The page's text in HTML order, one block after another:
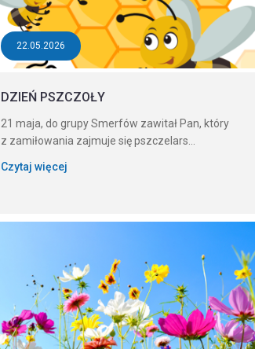
22.05.2026
DZIEŃ PSZCZOŁY
21 maja, do grupy Smerfów zawitał Pan, który
z zamiłowania zajmuje się pszczelars...
Czytaj więcej